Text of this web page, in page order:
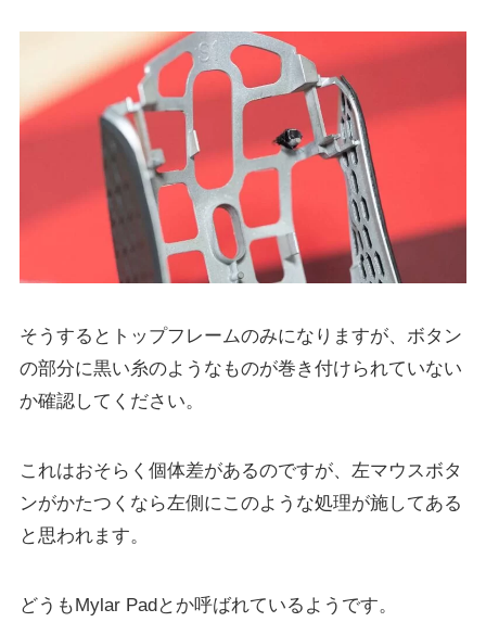
そうするとトップフレームのみになりますが、ボタン
の部分に黒い糸のようなものが巻き付けられていない
か確認してください。
これはおそらく個体差があるのですが、左マウスボタ
ンがかたつくなら左側にこのような処理が施してある
と思われます。
どうもMylar Padとか呼ばれているようです。